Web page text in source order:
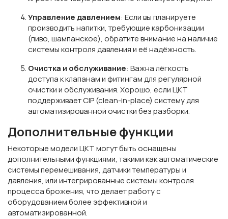
Управление давлением: Если вы планируете
производить напитки, требующие карбонизации
(пиво, шампанское), обратите внимание на наличие
системы контроля давления и её надёжность.
Очистка и обслуживание: Важна лёгкость
доступа к клапанам и фитингам для регулярной
очистки и обслуживания. Хорошо, если ЦКТ
поддерживает CIP (clean-in-place) систему для
автоматизированной очистки без разборки.
Дополнительные функции
Некоторые модели ЦКТ могут быть оснащены
дополнительными функциями, такими как автоматические
системы перемешивания, датчики температуры и
давления, или интегрированные системы контроля
процесса брожения, что делает работу с
оборудованием более эффективной и
автоматизированной.